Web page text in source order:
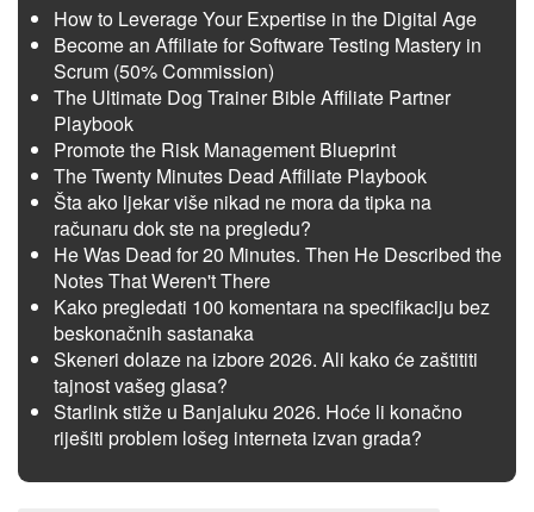
How to Leverage Your Expertise in the Digital Age
Become an Affiliate for Software Testing Mastery in
Scrum (50% Commission)
The Ultimate Dog Trainer Bible Affiliate Partner
Playbook
Promote the Risk Management Blueprint
The Twenty Minutes Dead Affiliate Playbook
Šta ako ljekar više nikad ne mora da tipka na
računaru dok ste na pregledu?
He Was Dead for 20 Minutes. Then He Described the
Notes That Weren't There
Kako pregledati 100 komentara na specifikaciju bez
beskonačnih sastanaka
Skeneri dolaze na izbore 2026. Ali kako će zaštititi
tajnost vašeg glasa?
Starlink stiže u Banjaluku 2026. Hoće li konačno
riješiti problem lošeg interneta izvan grada?